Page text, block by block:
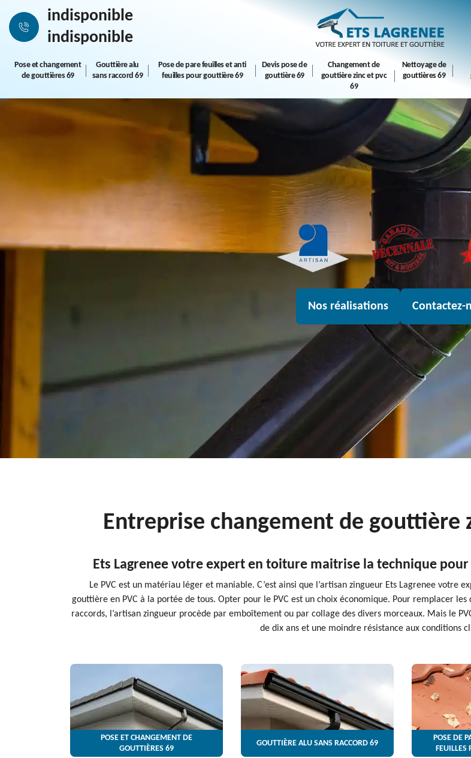
indisponible
indisponible
Pose et changement
de gouttières 69
Gouttière alu
sans raccord 69
Pose de pare feuilles et anti
feuilles pour gouttière 69
Devis pose de
gouttière 69
Changement de
gouttière zinc et pvc
69
Nettoyage de
gouttières 69
Nos réalisations Contactez-
Entreprise changement de gouttière
Ets Lagrenee votre expert en toiture maitrise la technique
Le PVC est un matériau léger et maniable. C’est ainsi que l’artisan zingueur Ets Lagrenee
gouttière en PVC à la portée de tous. Opter pour le PVC est un choix économique. Pour remplacer
raccords, l’artisan zingueur procède par emboîtement ou par collage des divers morceaux. Mais le
de dix ans et une moindre résistance aux conditions
POSE ET CHANGEMENT DE
GOUTTIÈRES 69
GOUTTIÈRE ALU SANS RACCORD 69
POSE DE
FEUILLES